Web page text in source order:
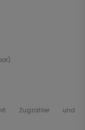
Zugzähler und